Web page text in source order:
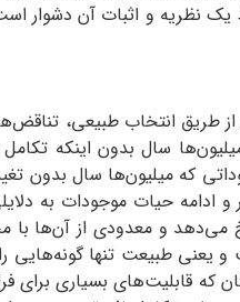
نظریه و اثبات آن دشوار
طریق انتخاب طبیعی،
سال بدون اینکه
که میلیون‌ها سال بدون
و ادامه حیات موجودات به
و معدودی از آن‌ها با
طبیعت تنها گونه‌هایی
که قابلیت‌های بسیاری برای